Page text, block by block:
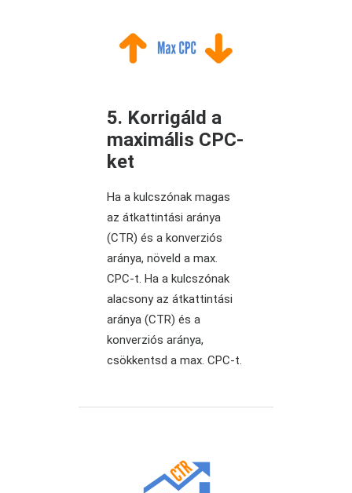
5. Korrigáld a
maximális CPC-
ket
Ha a kulcszónak magas
az átkattintási aránya
(CTR) és a konverziós
aránya, növeld a max.
CPC-t. Ha a kulcszónak
alacsony az átkattintási
aránya (CTR) és a
konverziós aránya,
csökkentsd a max. CPC-t.